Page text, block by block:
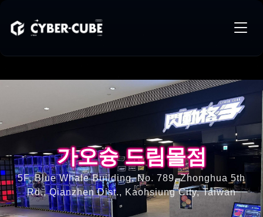
가오슝 드림몰점
가오슝 드림몰점
5F, Blue Whale Building, No. 789, Zhonghua 5th
Rd., Qianzhen Dist., Kaohsiung City, Taiwan